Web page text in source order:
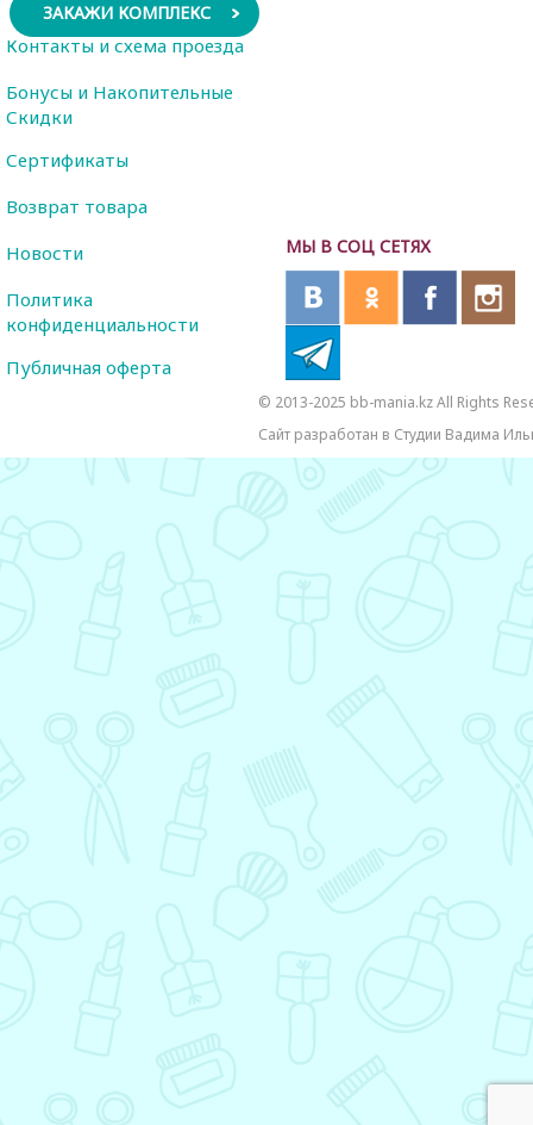
ЗАКАЖИ КОМПЛЕКС
МЫ В СОЦ СЕТЯХ
Контакты и схема проезда
Бонусы и Накопительные
Скидки
Сертификаты
Возврат товара
Новости
Политика
конфиденциальности
Публичная оферта
© 2013-2025 bb-mania.kz All Rights
Сайт разработан в Студии Вадима